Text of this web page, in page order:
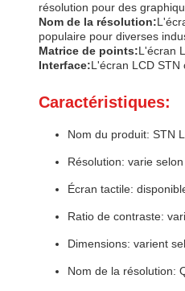
résolution pour des
Nom de la résolution:
populaire pour diverses
Matrice de points:L'écran
Interface:L'écran LCD
Caractéristiques:
Nom du produit: STN
Résolution: varie
Écran tactile:
Ratio de contraste:
Dimensions: varient
Nom de la résolution: